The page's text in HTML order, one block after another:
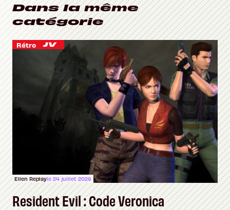
Dans la même
catégorie
Rétro
Ellen Replayle 24 juillet 2026
Resident Evil : Code Veronica